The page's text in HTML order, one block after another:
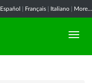
Español Français Italiano More...